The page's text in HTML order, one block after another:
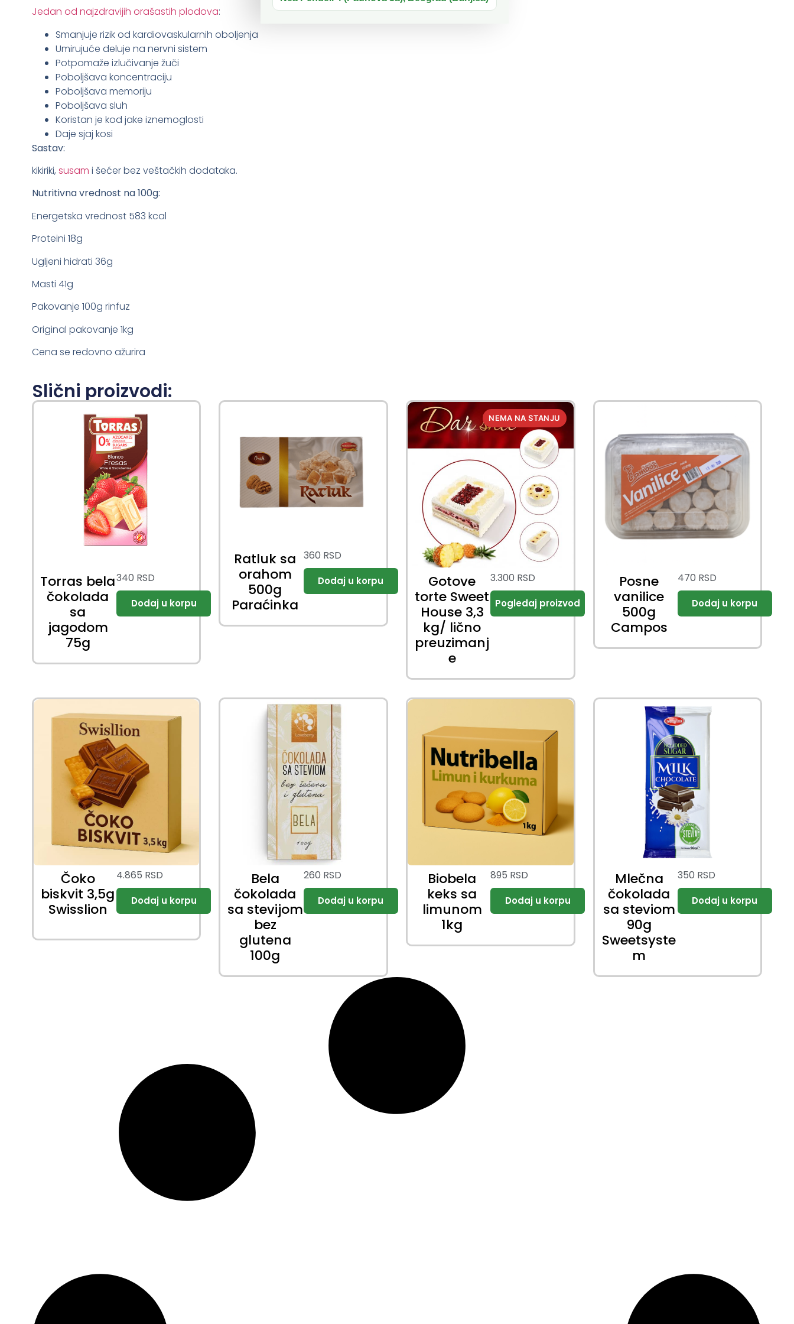
Jedan od najzdravijih orašastih plodova:
Smanjuje rizik od kardiovaskularnih oboljenja
Umirujuće deluje na nervni sistem
Potpomaže izlučivanje žuči
Poboljšava koncentraciju
Poboljšava memoriju
Poboljšava sluh
Koristan je kod jake iznemoglosti
Daje sjaj kosi
Sastav:
kikiriki, susam i šećer bez veštačkih dodataka.
Nutritivna vrednost na 100g:
Energetska vrednost 583 kcal
Proteini 18g
Ugljeni hidrati 36g
Masti 41g
Pakovanje 100g rinfuz
Original pakovanje 1kg
Cena se redovno ažurira
Slični proizvodi:
Torras bela
čokolada
sa
jagodom
75g
340 RSD
Ratluk sa
orahom
500g
Paraćinka
360 RSD
Gotove
torte Sweet
House 3,3
kg/ lično
preuzimanj
e
3.300 RSD
Posne
vanilice
500g
Campos
470 RSD
Čoko
biskvit 3,5g
Swisslion
4.865 RSD
Bela
čokolada
sa stevijom
bez
glutena
100g
260 RSD
Biobela
keks sa
limunom
1kg
895 RSD
Mlečna
čokolada
sa steviom
90g
Sweetsyste
m
350 RSD